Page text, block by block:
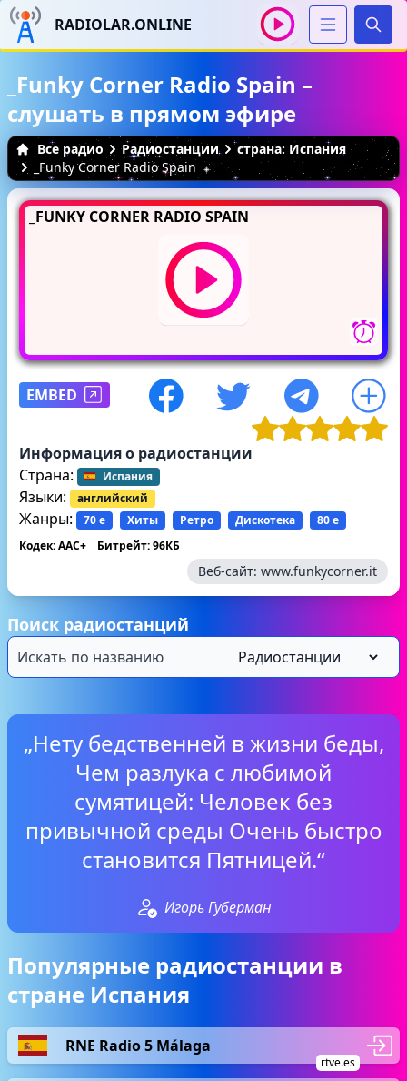
RADIOLAR.ONLINE
_Funky Corner Radio Spain –
слушать в прямом эфире
Все радио Радиостанции
страна: Испания
_Funky Corner Radio Spain
_FUNKY CORNER RADIO SPAIN
EMBED
Информация о радиостанции
Страна:
Испания
Языки: английский
Жанры: 70 е Хиты Ретро Дискотека
80 е
Кодек: AAC+
Битрейт: 96КБ
Веб-сайт: www.funkycorner.it
Поиск радиостанций
„Нету бедственней в жизни беды,
Чем разлука с любимой
сумятицей: Человек без
привычной среды Очень быстро
становится Пятницей.“
Игорь Губерман
Популярные радиостанции в
стране Испания
RNE Radio 5 Málaga
rtve.es